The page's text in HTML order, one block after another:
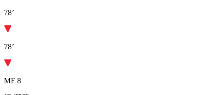
78’
78’
MF 8